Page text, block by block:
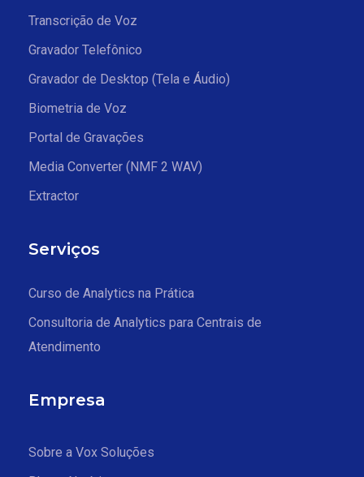
Transcrição de Voz
Gravador Telefônico
Gravador de Desktop (Tela e Áudio)
Biometria de Voz
Portal de Gravações
Media Converter (NMF 2 WAV)
Extractor
Serviços
Curso de Analytics na Prática
Consultoria de Analytics para Centrais de
Atendimento
Empresa
Sobre a Vox Soluções